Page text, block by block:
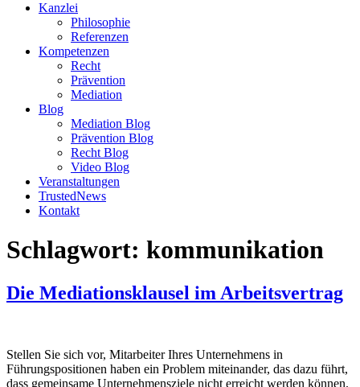
Kanzlei
Philosophie
Referenzen
Kompetenzen
Recht
Prävention
Mediation
Blog
Mediation Blog
Prävention Blog
Recht Blog
Video Blog
Veranstaltungen
TrustedNews
Kontakt
Schlagwort: kommunikation
Die Mediationsklausel im Arbeitsvertrag
Stellen Sie sich vor, Mitarbeiter Ihres Unternehmens in
Führungspositionen haben ein Problem miteinander, das dazu führt,
dass gemeinsame Unternehmensziele nicht erreicht werden können.